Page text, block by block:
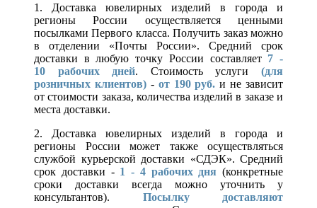
1. Доставка ювелирных изделий в города и
регионы России осуществляется ценными
посылками Первого класса. Получить заказ можно
в отделении «Почты России». Средний срок
доставки в любую точку России составляет 7 -
10 рабочих дней. Стоимость услуги(для
розничных клиентов)- от 190 руб. и не зависит
от стоимости заказа, количества изделий в заказе и
места доставки.
2. Доставка ювелирных изделий в города и
регионы России может также осуществляться
службой курьерской доставки «СДЭК». Средний
срок доставки - 1 - 4 рабочих дня (конкретные
сроки доставки всегда можно уточнить у
консультантов). Посылку доставляют